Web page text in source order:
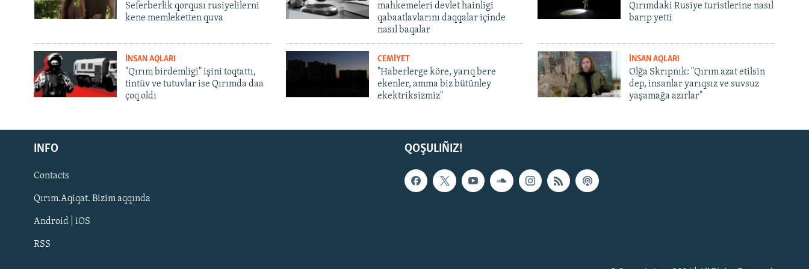
Русский
Українською
QOŞULIÑIZ!
Seferberlik qorqusı rusiyelilerni
kene memleketten quva
mahkemeleri devlet hainligi
qabaatlavlarını daqqalar içinde
nasıl baqalar
Qırımdaki Rusiye turistlerine nasıl
barıp yetti
İNSAN AQLARI
"Qırım birdemligi" işini toqtattı,
tintüv ve tutuvlar ise Qırımda daa
çoq oldı
CEMİYET
"Haberlerge köre, yarıq bere
ekenler, amma biz bütünley
ekektriksizmiz"
İNSAN AQLARI
Olğa Skrıpnık: "Qırım azat etilsin
dep, insanlar yarıqsız ve suvsuz
yaşamağa azırlar"
QOŞULIÑIZ!
INFO
Contacts
Qırım.Aqiqat. Bizim aqqında
Android | iOS
RSS